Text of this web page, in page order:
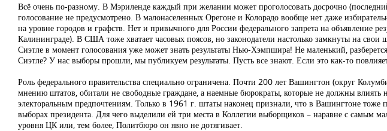
Всё очень по-разному. В Мэриленде каждый при желании может проголосовать досрочно
голосование не предусмотрено. В малонаселенных Орегоне и Колорадо вообще нет даже
на уровне городов и графств. Нет и привычного для России федерального запрета на объявление
Калининграде). В США тоже хватает часовых поясов, но законодатели настолько замкнуты на
Сиэтле в момент голосования уже может знать результаты Нью-Хэмпшира! Не маленький,
Сиэтле? У нас выборы прошли, мы публикуем результаты. Пусть все знают. Если это как-то
Роль федерального правительства специально ограничена. Почти 200 лет Вашингтон (округ
мнению штатов, обитали не свободные граждане, а наемные бюрократы, которые не должны
электоральным предпочтениям. Только в 1961 г. штаты наконец признали, что в Вашингтоне тоже
выборах президента. Для чего выделили ей три места в Коллегии выборщиков – наравне с
уровня ЦК или, тем более, Политбюро он явно не дотягивает.